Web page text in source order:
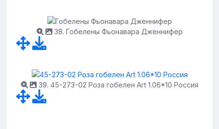
38. Гобелены Фьонавара Дженнифер
39. 45-273-02 Роза гобелен Art 1.06*10 Россия